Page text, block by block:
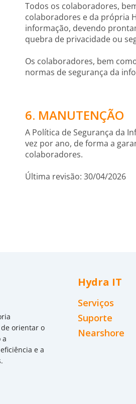
Todos os colaboradores,
colaboradores e da própria
informação, devendo
quebra de privacidade ou
Os colaboradores, bem
normas de segurança da
6. MANUTENÇÃO
A Política de Segurança da
vez por ano, de forma a
colaboradores.
Última revisão: 30/04/2026
orientar o
a
e a
Hydra IT
Serviços
Suporte
Nearshore